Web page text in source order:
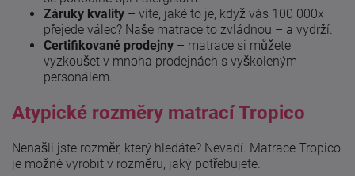
Záruky kvality – víte, jaké to je, když vás 100 000x
přejede válec? Naše matrace to zvládnou – a vydrží.
Certifikované prodejny – matrace si můžete
vyzkoušet v mnoha prodejnách s vyškoleným
personálem.
Atypické rozměry matrací Tropico
Nenašli jste rozměr, který hledáte? Nevadí. Matrace Tropico
je možné vyrobit v rozměru, jaký potřebujete.